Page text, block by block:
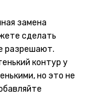
после душа
дог и он
ну а 4 звезды
замена
сделать
разрешают.
контур у
но это не